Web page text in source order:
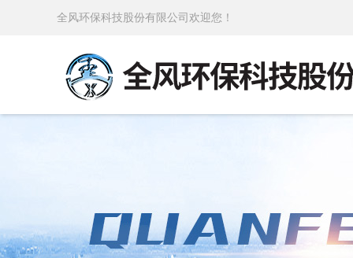
全风环保科技股份有限公司欢迎您！